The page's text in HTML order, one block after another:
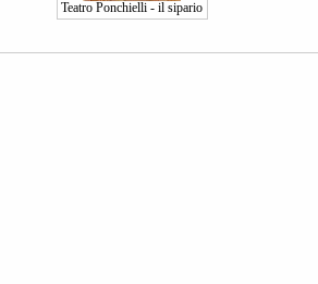
Teatro Ponchielli - il sipario